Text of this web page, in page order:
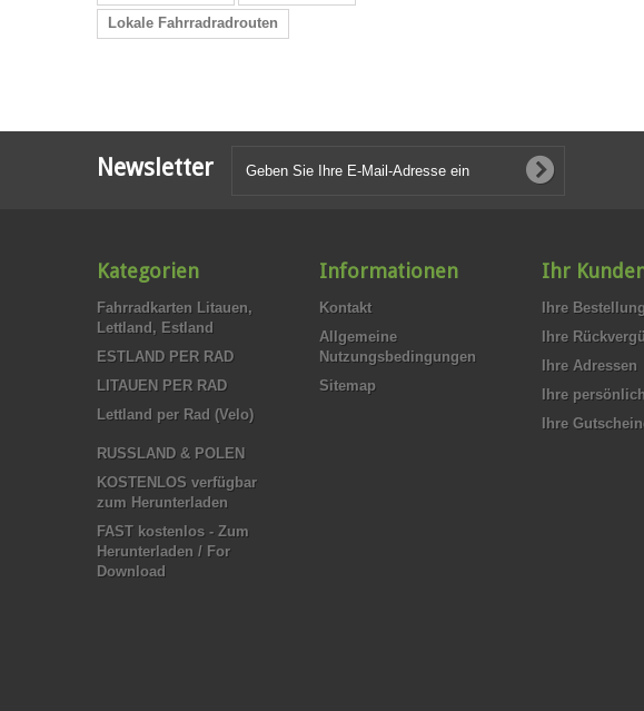
Lokale Fahrradradrouten
Newsletter
Kategorien
Fahrradkarten Litauen,
Lettland, Estland
ESTLAND PER RAD
LITAUEN PER RAD
Lettland per Rad (Velo)
RUSSLAND & POLEN
KOSTENLOS verfügbar
zum Herunterladen
FAST kostenlos - Zum
Herunterladen / For
Download
Informationen
Kontakt
Allgemeine
Nutzungsbedingungen
Sitemap
Ihr
Ihre
Ihre
Ihre Adressen
Ihre
Ihre